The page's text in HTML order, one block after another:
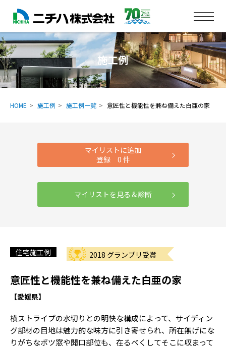
施工例
HOME 施工例 施工例一覧 意匠性と機能性を兼ね備えた白亜の家
マイリストに追加
登録 0 件
マイリストを見る＆診断
住宅施工例 2018 グランプリ受賞
意匠性と機能性を兼ね備えた白亜の家
【愛媛県】
横ストライプの水切りとの明快な構成によって、サイディン
グ部材の目地は魅力的な味方に引き寄せられ、所在無げにな
りがちなポツ窓や開口部位も、在るべくしてそこに収まって